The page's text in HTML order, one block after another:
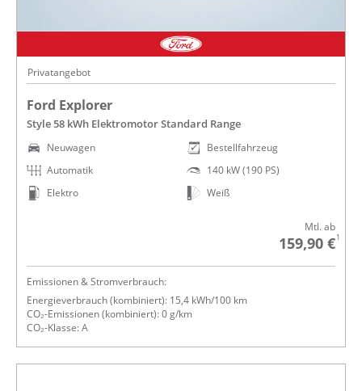
Privatangebot
Ford Explorer
Style 58 kWh Elektromotor Standard Range
Neuwagen
Automatik
Elektro
Bestellfahrzeug
140 kW (190 PS)
Weiß
Mtl. ab
159,90 €1
Emissionen & Stromverbrauch:
Energieverbrauch (kombiniert): 15,4 kWh/100 km
CO₂-Emissionen (kombiniert): 0 g/km
CO₂-Klasse: A